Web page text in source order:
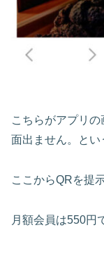
こちらがアプリ
面出ません。とい
ここからQRを提
月額会員は550円